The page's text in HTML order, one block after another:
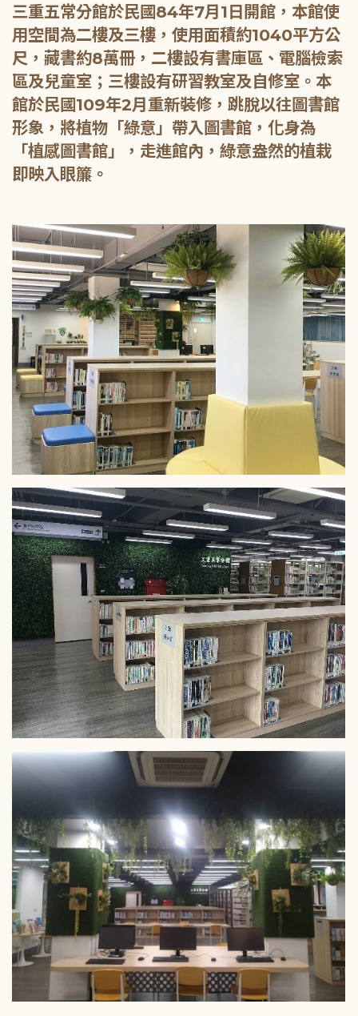
三重五常分館於民國84年7月1日開館，本館使
用空間為二樓及三樓，使用面積約1040平方公
尺，藏書約8萬冊，二樓設有書庫區、電腦檢索
區及兒童室；三樓設有研習教室及自修室。本
館於民國109年2月重新裝修，跳脫以往圖書館
形象，將植物「綠意」帶入圖書館，化身為
「植感圖書館」，走進館內，綠意盎然的植栽
即映入眼簾。